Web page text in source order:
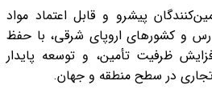
پیشرو و قابل اعتماد مواد
و کشورهای اروپای شرقی، با حفظ
ظرفیت تأمین، و توسعه پایدار
در سطح منطقه و جهان.